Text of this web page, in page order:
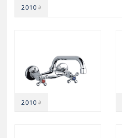
2010₽
2010₽